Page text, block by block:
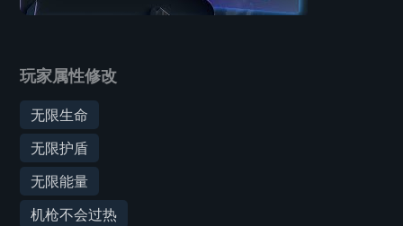
玩家属性修改
无限生命
无限护盾
无限能量
机枪不会过热